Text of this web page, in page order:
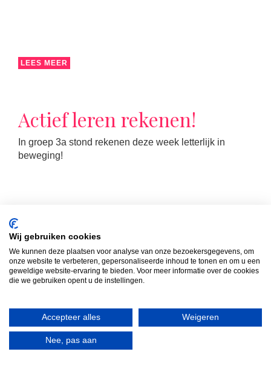
LEES MEER
Actief leren rekenen!
In groep 3a stond rekenen deze week letterlijk in
beweging!
LEES MEER
Formatie schooljaar ’25 –
’26
Wij gebruiken cookies
We kunnen deze plaatsen voor analyse van onze bezoekersgegevens, om
onze website te verbeteren, gepersonaliseerde inhoud te tonen en om u een
geweldige website-ervaring te bieden. Voor meer informatie over de cookies
die we gebruiken opent u de instellingen.
Accepteer alles Weigeren
Nee, pas aan